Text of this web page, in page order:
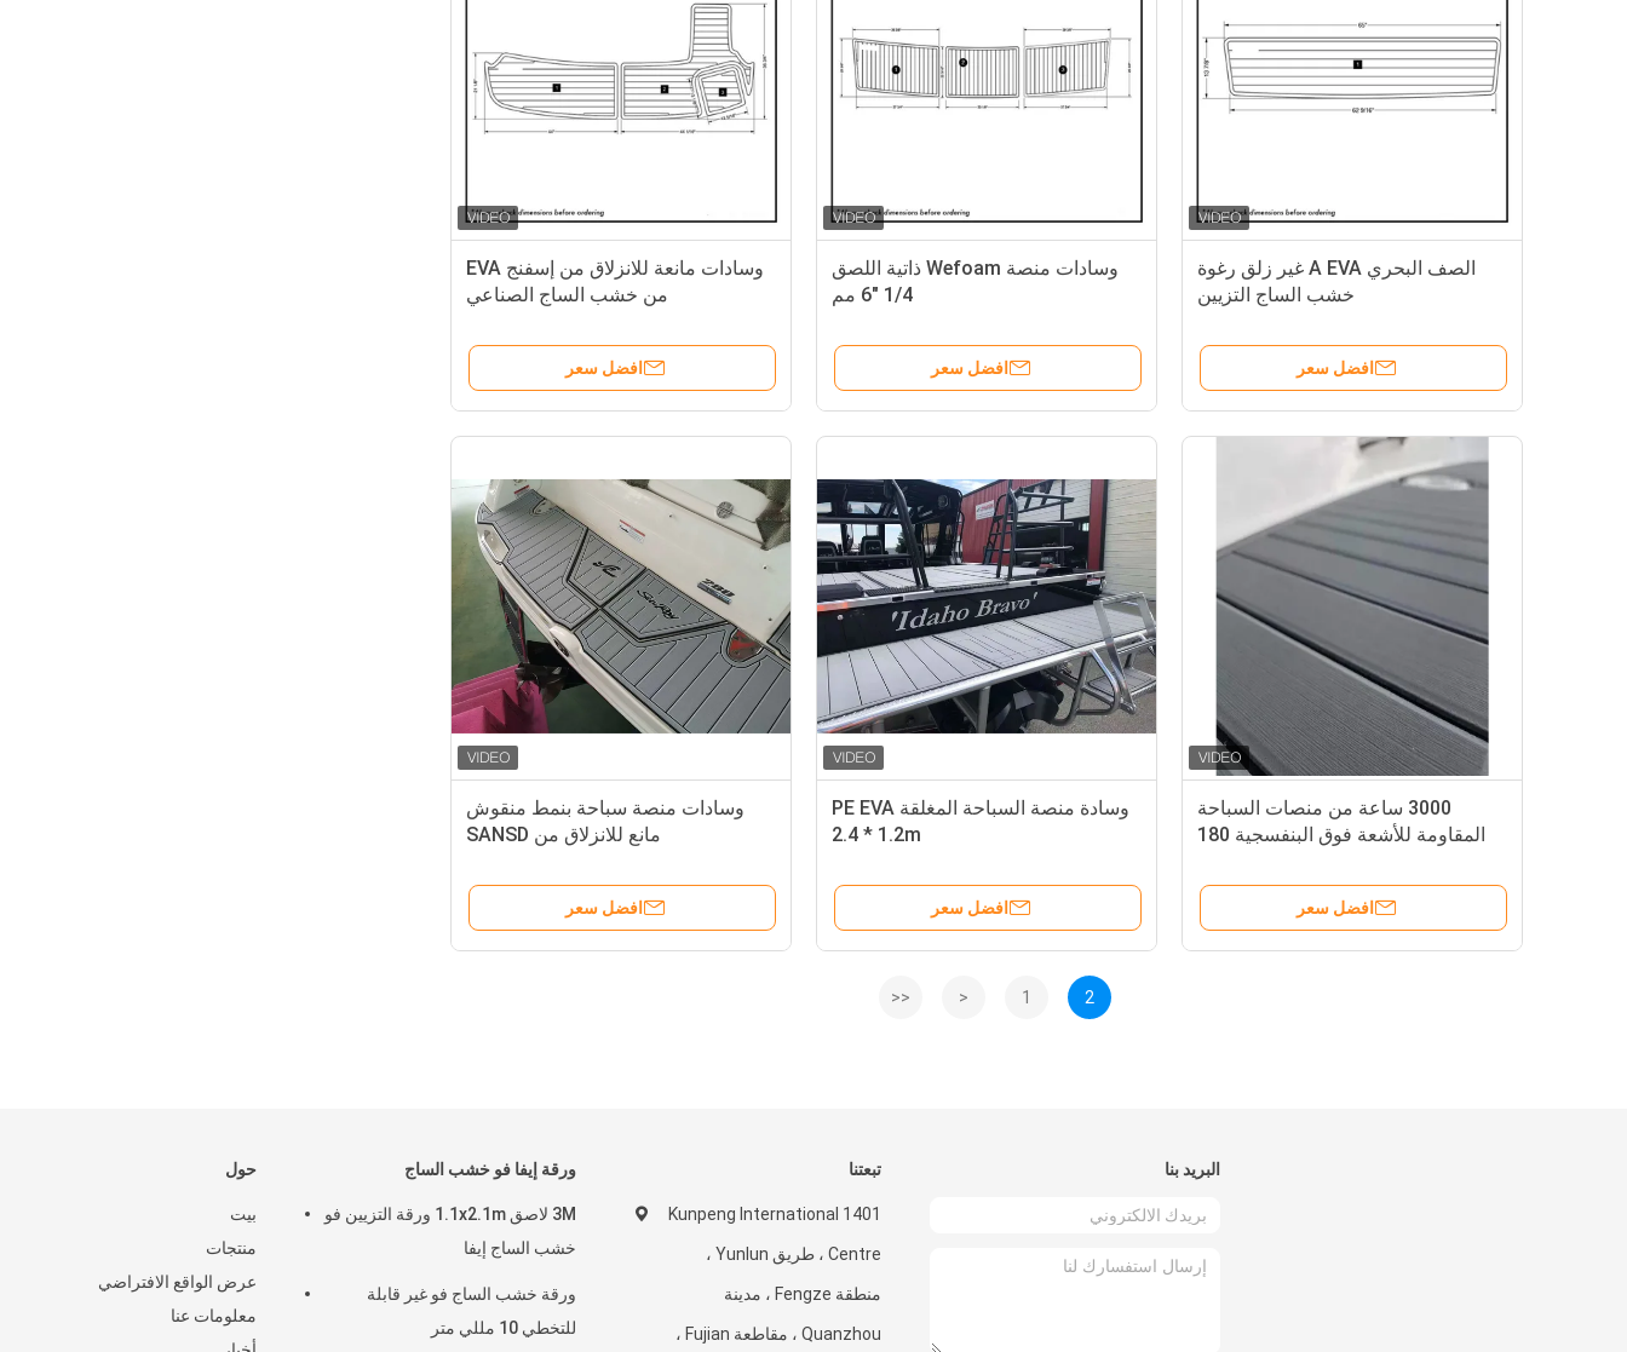
وسادات مانعة للانزلاق من إسفنج EVA
من خشب الساج الصناعي
افضل سعر
وسادات منصة Wefoam ذاتية اللصق
1/4 "6 مم
افضل سعر
الصف البحري A EVA غير زلق رغوة
خشب الساج التزيين
افضل سعر
وسادات منصة سباحة بنمط منقوش
مانع للانزلاق من SANSD
افضل سعر
وسادة منصة السباحة المغلقة PE EVA
2.4 * 1.2m
افضل سعر
3000 ساعة من منصات السباحة
المقاومة للأشعة فوق البنفسجية 180
افضل سعر
<< < 1 2
حول
بيت
منتجات
عرض الواقع الافتراضي
معلومات عنا
ورقة إيفا فو خشب الساج
3M لاصق 1.1x2.1m ورقة التزيين فو
خشب الساج إيفا
ورقة خشب الساج فو غير قابلة
للتخطي 10 مللي متر
تبعتنا
1401 Kunpeng International
Centre ، طريق Yunlun ،
منطقة Fengze ، مدينة
Quanzhou ، مقاطعة Fujian ،
البريد بنا